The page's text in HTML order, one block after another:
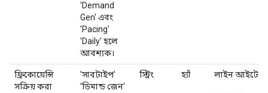
'Demand
Gen' এবং
'Pacing'
'Daily' হলে
আবশ্যক।
ফ্রিকোয়েন্সি
সক্রিয় করা
'সাবটাইপ'
'ডিমান্ড জেন'
স্ট্রিং হ্যাঁ লাইন